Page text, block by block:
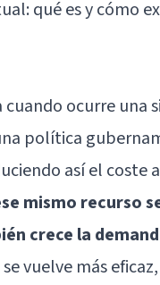
qué es y cómo
ocurre una
política
así el coste
mismo recurso
crece la
vuelve más